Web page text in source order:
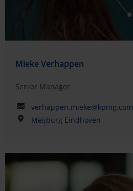
Mieke Verhappen
Senior Manager
verhappen.mieke@kpmg.com
Meijburg Eindhoven